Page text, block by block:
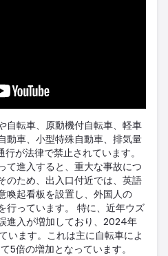
自転車、原動機付自転車、軽車
動車、小型特殊自動車、排気量
が法律で禁止されています。
て進入すると、重大な事故につ
のため、出入口付近では、英語
喚起看板を設置し、外国人の
行っています。 特に、近年ウズ
進入が増加しており、2024年
います。​これは主に自転車によ
5倍の増加となっています。​